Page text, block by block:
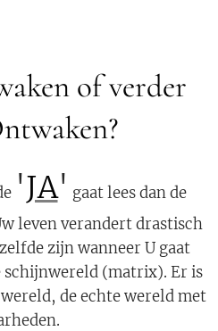
of verder
'JA' gaat lees dan de
leven verandert drastisch
zijn wanneer U gaat
schijnwereld (matrix). Er is
de echte wereld met